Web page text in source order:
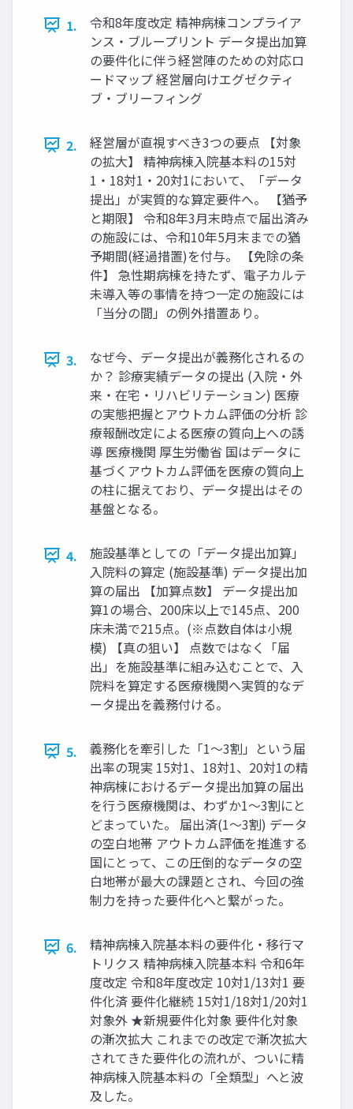
1.
令和8年度改定 精神病棟コンプライア
ンス・ブループリント データ提出加算
の要件化に伴う経営陣のための対応ロ
ードマップ 経営層向けエグゼクティ
ブ・ブリーフィング
2.
経営層が直視すべき3つの要点 【対象
の拡大】 精神病棟入院基本料の15対
1・18対1・20対1において、「データ
提出」が実質的な算定要件へ。 【猶予
と期限】 令和8年3月末時点で届出済み
の施設には、令和10年5月末までの猶
予期間(経過措置)を付与。 【免除の条
件】 急性期病棟を持たず、電子カルテ
未導入等の事情を持つ一定の施設には
「当分の間」の例外措置あり。
3.
なぜ今、データ提出が義務化されるの
か？ 診療実績データの提出 (入院・外
来・在宅・リハビリテーション) 医療
の実態把握とアウトカム評価の分析 診
療報酬改定による医療の質向上への誘
導 医療機関 厚生労働省 国はデータに
基づくアウトカム評価を医療の質向上
の柱に据えており、データ提出はその
基盤となる。
4.
施設基準としての「データ提出加算」
入院料の算定 (施設基準) データ提出加
算の届出 【加算点数】 データ提出加
算1の場合、200床以上で145点、200
床未満で215点。(※点数自体は小規
模) 【真の狙い】 点数ではなく「届
出」を施設基準に組み込むことで、入
院料を算定する医療機関へ実質的なデ
ータ提出を義務付ける。
5.
義務化を牽引した「1〜3割」という届
出率の現実 15対1、18対1、20対1の精
神病棟におけるデータ提出加算の届出
を行う医療機関は、わずか1〜3割にと
どまっていた。 届出済(1〜3割) データ
の空白地帯 アウトカム評価を推進する
国にとって、この圧倒的なデータの空
白地帯が最大の課題とされ、今回の強
制力を持った要件化へと繋がった。
6.
精神病棟入院基本料の要件化・移行マ
トリクス 精神病棟入院基本料 令和6年
度改定 令和8年度改定 10対1/13対1 要
件化済 要件化継続 15対1/18対1/20対1
対象外 ★新規要件化対象 要件化対象
の漸次拡大 これまでの改定で漸次拡大
されてきた要件化の流れが、ついに精
神病棟入院基本料の「全類型」へと波
及した。